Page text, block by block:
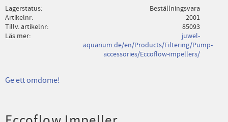
Lagerstatus
Beställningsvara
Artikelnr
2001
Tillv. artikelnr
85093
Läs mer
juwel-
aquarium.de/en/Products/Filtering/Pump-
accessories/Eccoflow-impellers/
Ge ett omdöme!